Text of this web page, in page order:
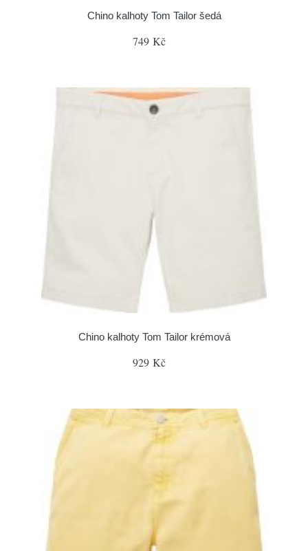
Chino kalhoty Tom Tailor šedá
749 Kč
Chino kalhoty Tom Tailor krémová
929 Kč